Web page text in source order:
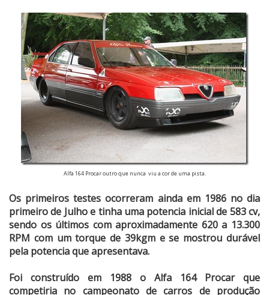
Alfa 164 Procar outro que nunca viu a cor de uma pista.
Os primeiros testes ocorreram ainda em 1986 no dia
primeiro de Julho e tinha uma potencia inicial de 583 cv,
sendo os últimos com aproximadamente 620 a 13.300
RPM com um torque de 39kgm e se mostrou durável
pela potencia que apresentava.
Foi construído em 1988 o Alfa 164 Procar que
competiria no campeonato de carros de produção